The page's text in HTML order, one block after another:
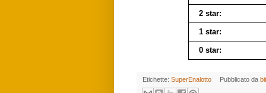
2 star:
1 star:
0 star:
Etichette: SuperEnalotto Pubblicato da